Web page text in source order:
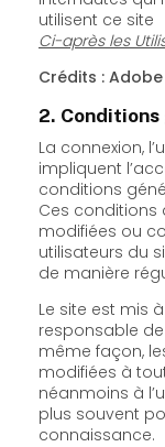
utilisent ce site
Ci-après les
Crédits :
2.
La connexion,
impliquent
conditions
Ces conditions
modifiées ou
utilisateurs du
de
Le site est mis
responsable
même façon, les mentions légales peuvent être
modifiées à
néanmoins à l’utilisateur qui
plus souvent
connaissance.